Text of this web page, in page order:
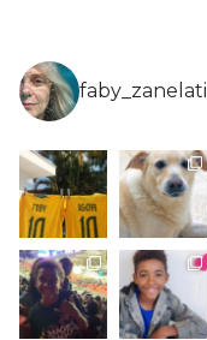
faby_zanelati